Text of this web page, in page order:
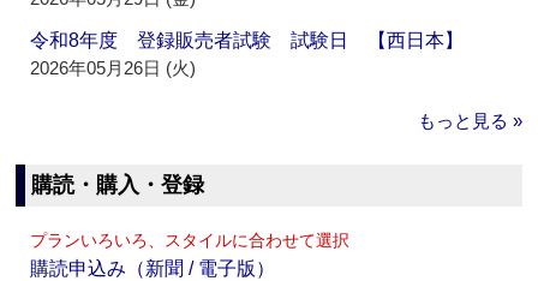
令和8年度 登録販売者試験 試験日 【西日本】
2026年05月26日 (火)
もっと見る »
購読・購入・登録
プランいろいろ、スタイルに合わせて選択
購読申込み（新聞 / 電子版）